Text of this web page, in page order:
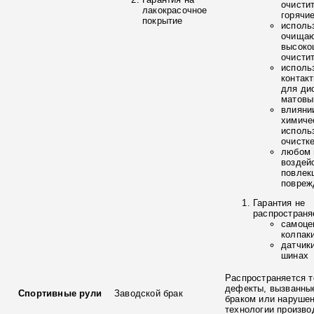
лакокрасочное
покрытие
для
любом
Гарантия не
шинах
Спортивные рули Заводской брак
Распространяется
дефекты,
браком или
технологии